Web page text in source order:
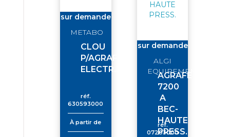
sur demande
METABO
CLOU
P/AGRAFEUSE
ELECTR.30593
réf.
630593000
À partir de
sur demande
ALGI
EQUIPEMENTS
AGRAFE
7200
A
BEC-
HAUTE
PRESS.
réf.
07203000